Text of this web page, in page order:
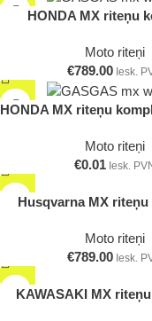
HONDA MX riteņu
Moto riteņi
€789.00 Iesk.
HONDA MX riteņu
Moto riteņi
€0.01 Iesk.
Husqvarna MX
Moto riteņi
€789.00 Iesk.
KAWASAKI MX